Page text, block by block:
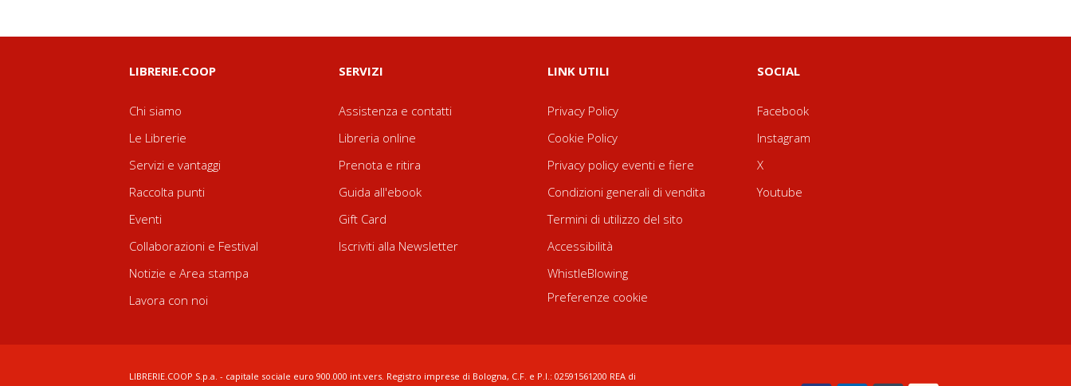
LIBRERIE.COOP
Chi siamo
Le Librerie
Servizi e vantaggi
Raccolta punti
Eventi
Collaborazioni e Festival
Notizie e Area stampa
Lavora con noi
SERVIZI
Assistenza e contatti
Libreria online
Prenota e ritira
Guida all'ebook
Gift Card
Iscriviti alla Newsletter
LINK UTILI
Privacy Policy
Cookie Policy
Privacy policy eventi e fiere
Condizioni generali di vendita
Termini di utilizzo del sito
Accessibilità
WhistleBlowing
Preferenze cookie
SOCIAL
Facebook
Instagram
X
Youtube
LIBRERIE.COOP S.p.a. - capitale sociale euro 900.000 int.vers. Registro imprese di Bologna, C.F. e P.I.: 02591561200 REA di